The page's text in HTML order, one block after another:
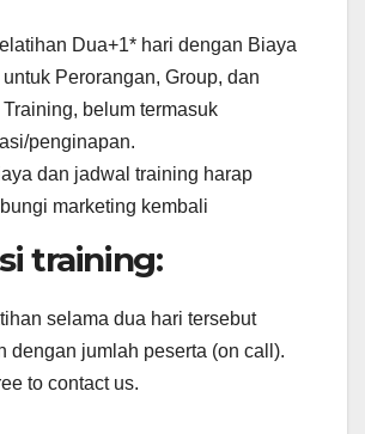
Dua+1* hari dengan Biaya
Perorangan, Group, dan
Training, belum termasuk
penginapan.
dan jadwal training harap
marketing kembali
training:
selama dua hari tersebut
dengan jumlah peserta (on call).
to contact us.